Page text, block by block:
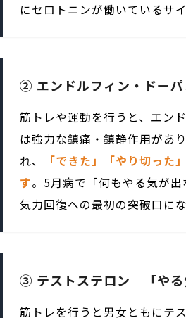
にセロトニンが働いているサイ
② エンドルフィン・ドー
筋トレや運動を行うと、エン
は強力な鎮痛・鎮静作用があ
れ、
「できた」「やり切っ
す。5月病で「何もやる気が
気力回復への最初の突破口にな
③ テストステロン｜「や
筋トレを行うと男女ともにテ